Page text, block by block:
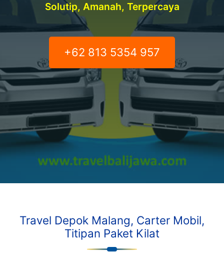
Solutip, Amanah, Terpercaya
+62 813 5354 957
Travel Depok Malang, Carter Mobil,
Titipan Paket Kilat